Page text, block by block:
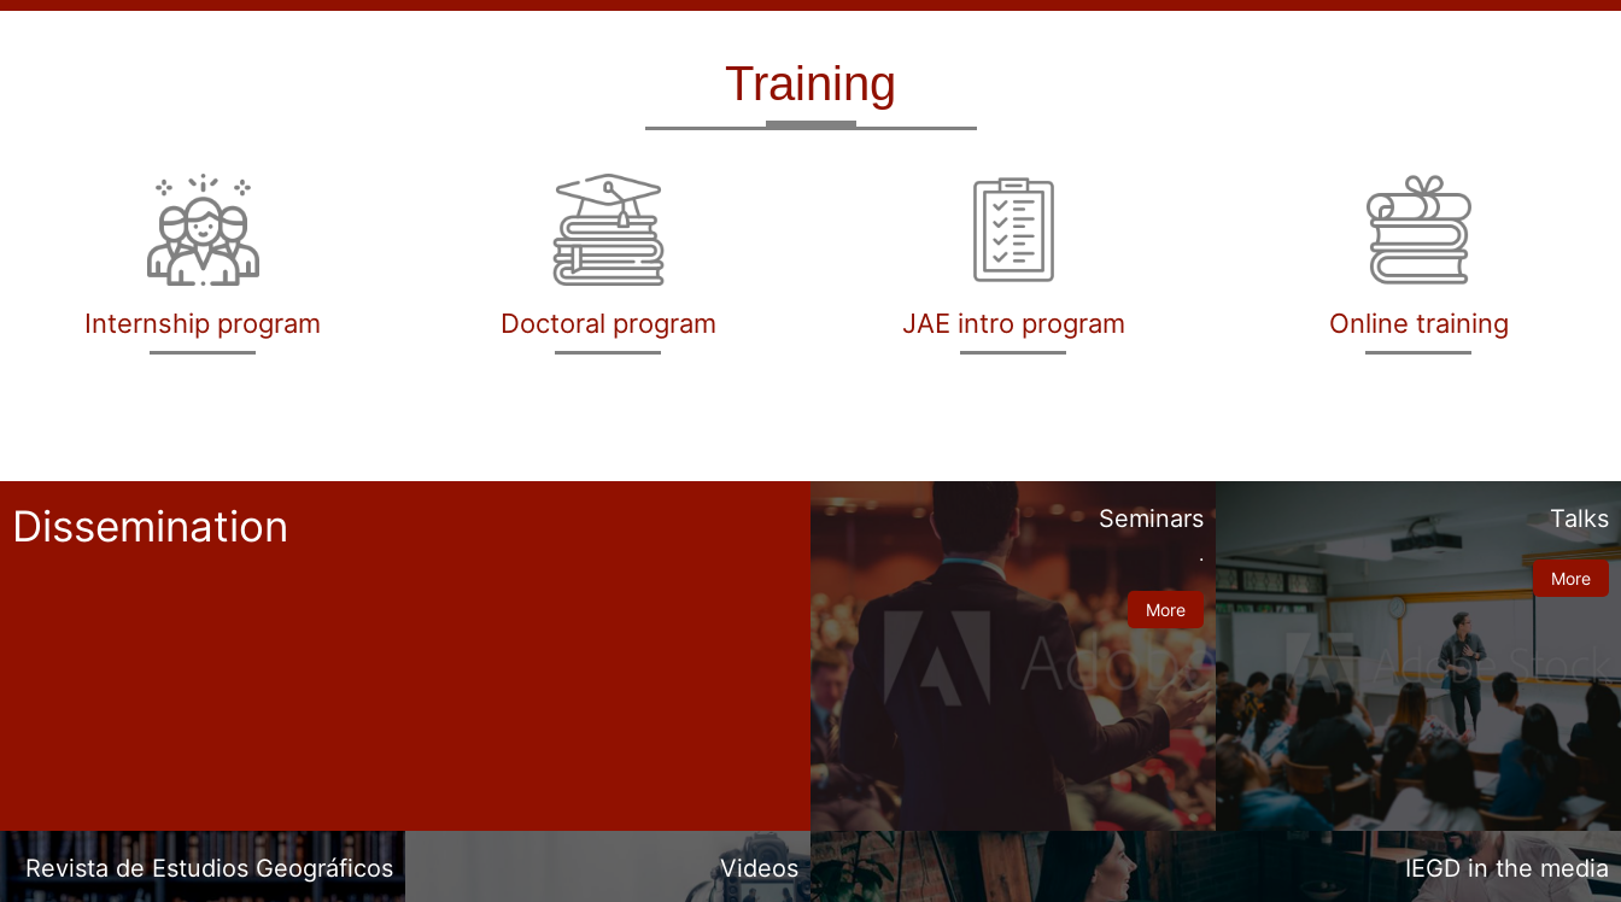
Training
Internship program Doctoral program JAE intro program Online training
Dissemination Seminars
.
More
Talks
More
Revista de Estudios Geográficos Videos IEGD in the media